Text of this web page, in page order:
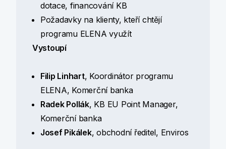
dotace, financování KB
Požadavky na klienty, kteří chtějí
programu ELENA využít
Vystoupí
Filip Linhart, Koordinátor programu
ELENA, Komerční banka
Radek Pollák, KB EU Point Manager,
Komerční banka
Josef Pikálek, obchodní ředitel, Enviros